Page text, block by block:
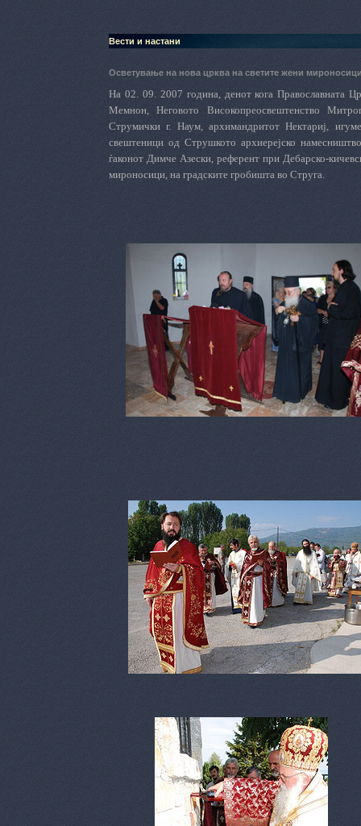
Вести и настани
Осветување на нова црква на светите жени
На 02. 09. 2007 година, денот кога Православната
Мемнон, Неговото Високопреосвештенство
Струмички г. Наум, архимандритот Нектариј,
свештеници од Струшкото архиерејско
ѓаконот Димче Азески, референт при Дебарско-
мироносици, на градските гробишта во Струга.